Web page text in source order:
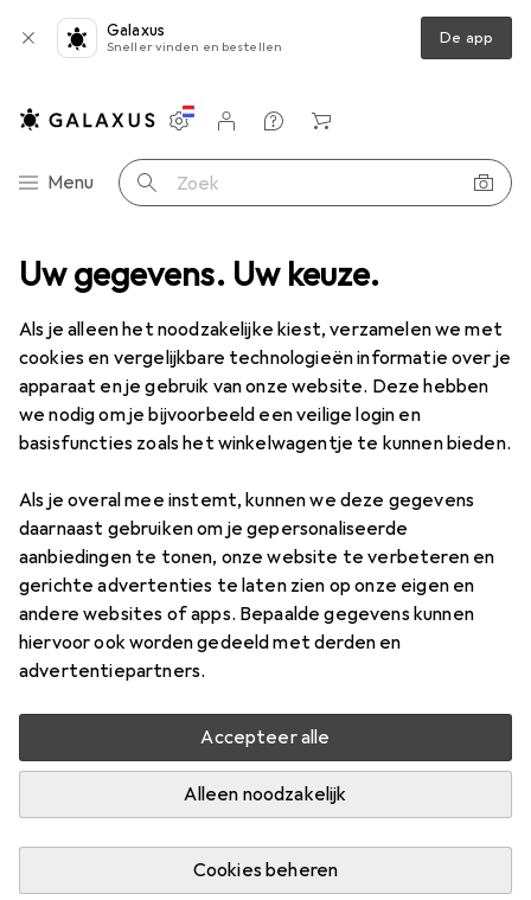
Uw gegevens. Uw keuze.
Als je alleen het noodzakelijke kiest, verzamelen we met
cookies en vergelijkbare technologieën informatie over je
apparaat en je gebruik van onze website. Deze hebben
we nodig om je bijvoorbeeld een veilige login en
basisfuncties zoals het winkelwagentje te kunnen bieden.
Als je overal mee instemt, kunnen we deze gegevens
daarnaast gebruiken om je gepersonaliseerde
aanbiedingen te tonen, onze website te verbeteren en
gerichte advertenties te laten zien op onze eigen en
andere websites of apps. Bepaalde gegevens kunnen
hiervoor ook worden gedeeld met derden en
advertentiepartners.
Accepteer alle
Alleen noodzakelijk
Cookies beheren
Galaxus
Sneller vinden en bestellen De app
Categorie navigatie
Menu Zoek op
Instellingen
Klantenaccount
Produktvergelijking
Verlanglijstje
Winkelmandje